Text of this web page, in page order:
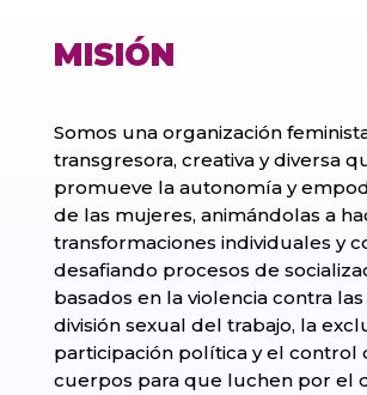
MISIÓN
Somos una organización
transgresora, creativa y diversa
promueve la autonomía y
de las mujeres, animándolas a
transformaciones individuales y
desafiando procesos de
basados en la violencia contra
división sexual del trabajo, la
participación política y el control
cuerpos para que luchen por el